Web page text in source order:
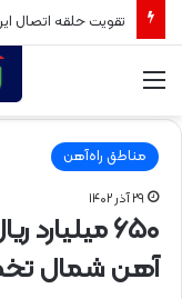
تقویت حلقه اتصال
مناطق راه‌آهن
۲۹ آذر ۱۴۰۲
۶۵۰
آهن شمال